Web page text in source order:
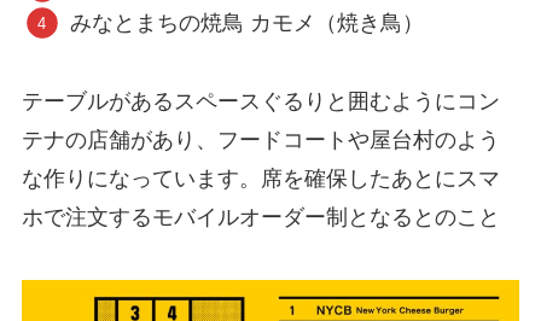
みなとまちの焼鳥 カモメ（焼き鳥）
テーブルがあるスペースぐるりと囲むようにコン
テナの店舗があり、フードコートや屋台村のよう
な作りになっています。席を確保したあとにスマ
ホで注文するモバイルオーダー制となるとのこと